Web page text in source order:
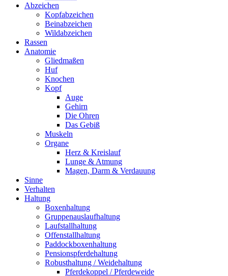
Abzeichen
Kopfabzeichen
Beinabzeichen
Wildabzeichen
Rassen
Anatomie
Gliedmaßen
Huf
Knochen
Kopf
Auge
Gehirn
Die Ohren
Das Gebiß
Muskeln
Organe
Herz & Kreislauf
Lunge & Atmung
Magen, Darm & Verdauung
Sinne
Verhalten
Haltung
Boxenhaltung
Gruppenauslaufhaltung
Laufstallhaltung
Offenstallhaltung
Paddockboxenhaltung
Pensionspferdehaltung
Robusthaltung / Weidehaltung
Pferdekoppel / Pferdeweide